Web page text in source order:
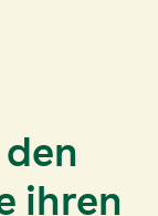
ihren